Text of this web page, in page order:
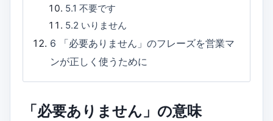
5.1 不要です
5.2 いりません
6
「必要ありません」のフレーズを営業マ
ンが正しく使うために
「必要ありません」の意味